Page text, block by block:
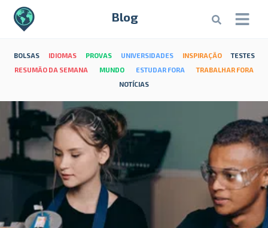
Blog
BOLSAS IDIOMAS PROVAS UNIVERSIDADES INSPIRAÇÃO
TESTES
RESUMÃO DA SEMANA
MUNDO ESTUDAR FORA
TRABALHAR FORA
NOTÍCIAS